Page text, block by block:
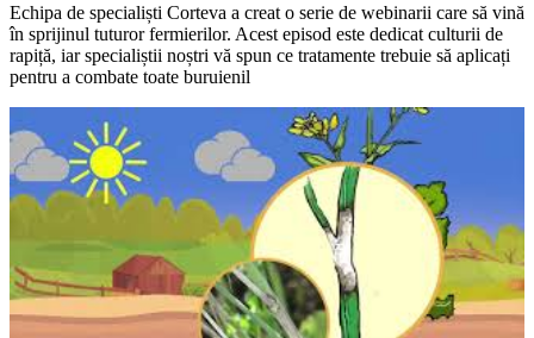
Echipa de specialiști Corteva a creat o serie de webinarii care să vină
în sprijinul tuturor fermierilor. Acest episod este dedicat culturii de
rapiță, iar specialiștii noștri vă spun ce tratamente trebuie să aplicați
pentru a combate toate buruienil